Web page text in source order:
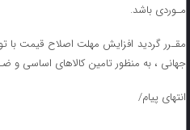
مـوردی باشد.
مقـرر گردید افزایش مهلت اصلاح قیمت با
جهانی ، به منظور تامین کالاهای اساسی و
انتهای پیام/